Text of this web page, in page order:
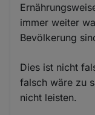
immer weiter
Bevölkerung
Dies ist nicht
falsch wäre zu
nicht leisten.